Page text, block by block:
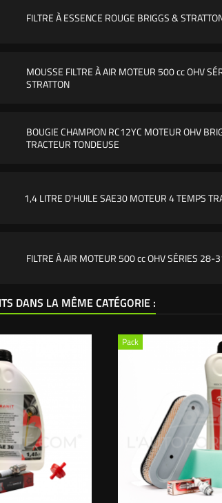
FILTRE À ESSENCE ROUGE BRIGGS &
MOUSSE FILTRE À AIR MOTEUR 500 cc OHV
STRATTON
BOUGIE CHAMPION RC12YC MOTEUR OHV
TRACTEUR TONDEUSE
1,4 LITRE D'HUILE SAE30 MOTEUR 4 TEMPS
FILTRE À AIR MOTEUR 500 cc OHV SÉRIES 28-
DANS LA MÊME CATÉGORIE :
Pack